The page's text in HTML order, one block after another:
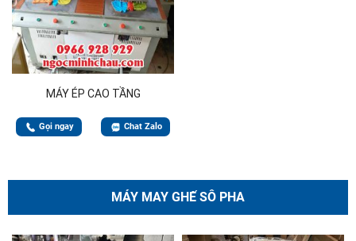
MÁY ÉP CAO TẦNG
Gọi ngay Chat Zalo
MÁY MAY GHẾ SÔ PHA